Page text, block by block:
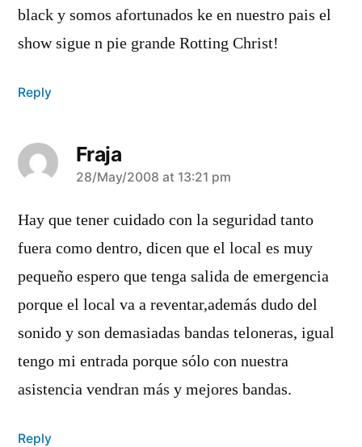
black y somos afortunados ke en nuestro pais el
show sigue n pie grande Rotting Christ!
Reply
Fraja
says:
28/May/2008 at 13:21 pm
Hay que tener cuidado con la seguridad tanto
fuera como dentro, dicen que el local es muy
pequeño espero que tenga salida de emergencia
porque el local va a reventar,además dudo del
sonido y son demasiadas bandas teloneras, igual
tengo mi entrada porque sólo con nuestra
asistencia vendran más y mejores bandas.
Reply